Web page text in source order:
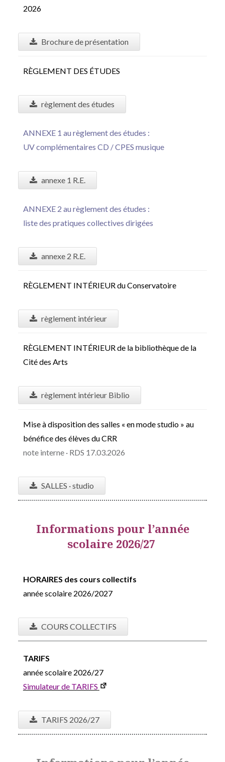
2026
Brochure de présentation
RÈGLEMENT DES ÉTUDES
règlement des études
ANNEXE 1 au règlement des études :
UV complémentaires CD / CPES musique
annexe 1 R.E.
ANNEXE 2 au règlement des études :
liste des pratiques collectives dirigées
annexe 2 R.E.
RÈGLEMENT INTÉRIEUR du Conservatoire
règlement intérieur
RÈGLEMENT INTÉRIEUR de la bibliothèque de la
Cité des Arts
règlement intérieur Biblio
Mise à disposition des salles « en mode studio » au
bénéfice des élèves du CRR
note interne · RDS 17.03.2026
SALLES · studio
Informations pour l’année
scolaire 2026/27
HORAIRES des cours collectifs
année scolaire 2026/2027
COURS COLLECTIFS
TARIFS
année scolaire 2026/27
Simulateur de TARIFS
TARIFS 2026/27